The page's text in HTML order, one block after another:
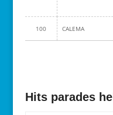
100 CALEMA
Hits parades